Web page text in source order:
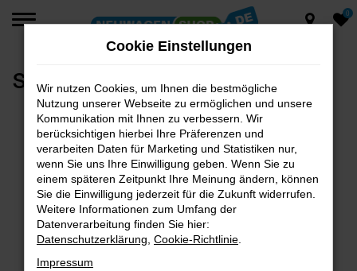
Zum
0
skdjflksadjflksadfjklsadf
Cookie Einstellungen
Wir nutzen Cookies, um Ihnen die bestmögliche
Nutzung unserer Webseite zu ermöglichen und unsere
Kommunikation mit Ihnen zu verbessern. Wir
berücksichtigen hierbei Ihre Präferenzen und
verarbeiten Daten für Marketing und Statistiken nur,
wenn Sie uns Ihre Einwilligung geben. Wenn Sie zu
einem späteren Zeitpunkt Ihre Meinung ändern, können
Sie die Einwilligung jederzeit für die Zukunft widerrufen.
Weitere Informationen zum Umfang der
Datenverarbeitung finden Sie hier:
Datenschutzerklärung Cookie-Richtlinie
Impressum